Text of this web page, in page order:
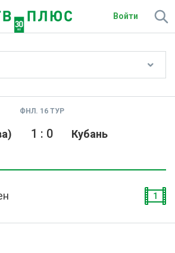
Войти
ФНЛ. 16 ТУР
Кубань
1 : 0
1